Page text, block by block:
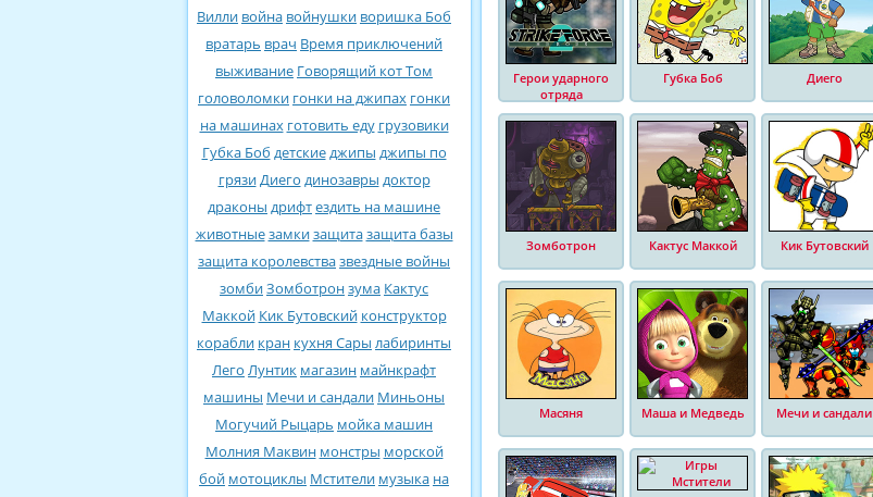
Вилли война войнушки воришка Боб
вратарь врач Время приключений
выживание Говорящий кот Том
головоломки гонки на джипах гонки
на машинах готовить еду грузовики
Губка Боб детскиеджипы джипы по
грязиДиего динозавры доктор
драконы дрифтездить на машине
животныезамкизащитазащита базы
защита королевствазвездные войны
зомбиЗомботронзума Кактус
Маккой Кик Бутовский конструктор
корабли кран кухня Сары лабиринты
Лего Лунтик магазин майнкрафт
машины Мечи и сандали Миньоны
Могучий Рыцарь мойка машин
Молния Маквин монстры морской
бой мотоциклы Мстители музыка на
Герои ударного
отряда
Губка Боб Диего
Зомботрон Кактус Маккой Кик Бутовский
Масяня Маша и Медведь Мечи и сандали